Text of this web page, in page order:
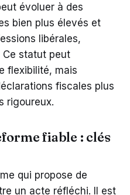
évoluer à des
bien plus élevés et
libérales,
Ce statut peut
flexibilité, mais
fiscales plus
rigoureux.
fiable : clés
qui propose de
un acte réfléchi. Il est